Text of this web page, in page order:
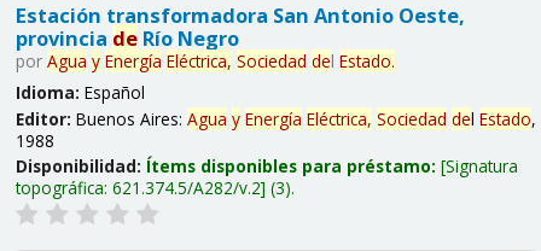
Estación transformadora San Antonio Oeste,
provincia deRío Negro
por Agua y Energía Eléctrica, Sociedad del Estado.
Idioma: Español
Editor: Buenos Aires: Agua y Energía Eléctrica, Sociedad del Estado,
1988
Disponibilidad: Ítems disponibles para préstamo: Signatura
topográfica: 621.374.5/A282/v.2 (3).